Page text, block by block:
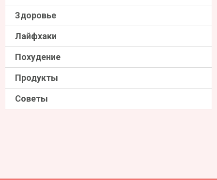
Здоровье
Лайфхаки
Похудение
Продукты
Советы